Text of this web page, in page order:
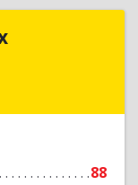
88
"Радар"
Подробнее